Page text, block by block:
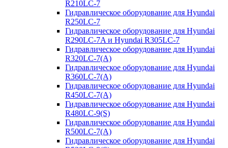
R210LC-7
Гидравлическое оборудование для Hyundai
R250LC-7
Гидравлическое оборудование для Hyundai
R290LC-7A и Hyundai R305LC-7
Гидравлическое оборудование для Hyundai
R320LC-7(A)
Гидравлическое оборудование для Hyundai
R360LC-7(A)
Гидравлическое оборудование для Hyundai
R450LC-7(A)
Гидравлическое оборудование для Hyundai
R480LC-9(S)
Гидравлическое оборудование для Hyundai
R500LC-7(A)
Гидравлическое оборудование для Hyundai